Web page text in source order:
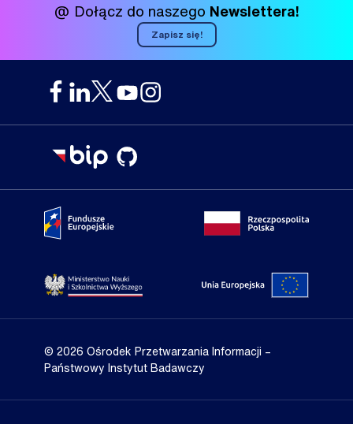
@ Dołącz do naszego Newslettera!
Zapisz się!
Portal Fundusze Europejskie Portal
Strona Ministerstwa Nauki i Szkolnictwa WyższegoPortal
© 2026 Ośrodek Przetwarzania Informacji –
Państwowy Instytut Badawczy